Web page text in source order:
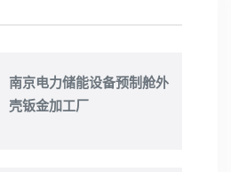
南京电力储能设备预制舱外
壳钣金加工厂